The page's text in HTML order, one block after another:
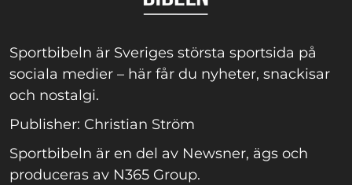
Sportbibeln är Sveriges största sportsida på
sociala medier – här får du nyheter, snackisar
och nostalgi.
Publisher: Christian Ström
Sportbibeln är en del av Newsner, ägs och
produceras av N365 Group.